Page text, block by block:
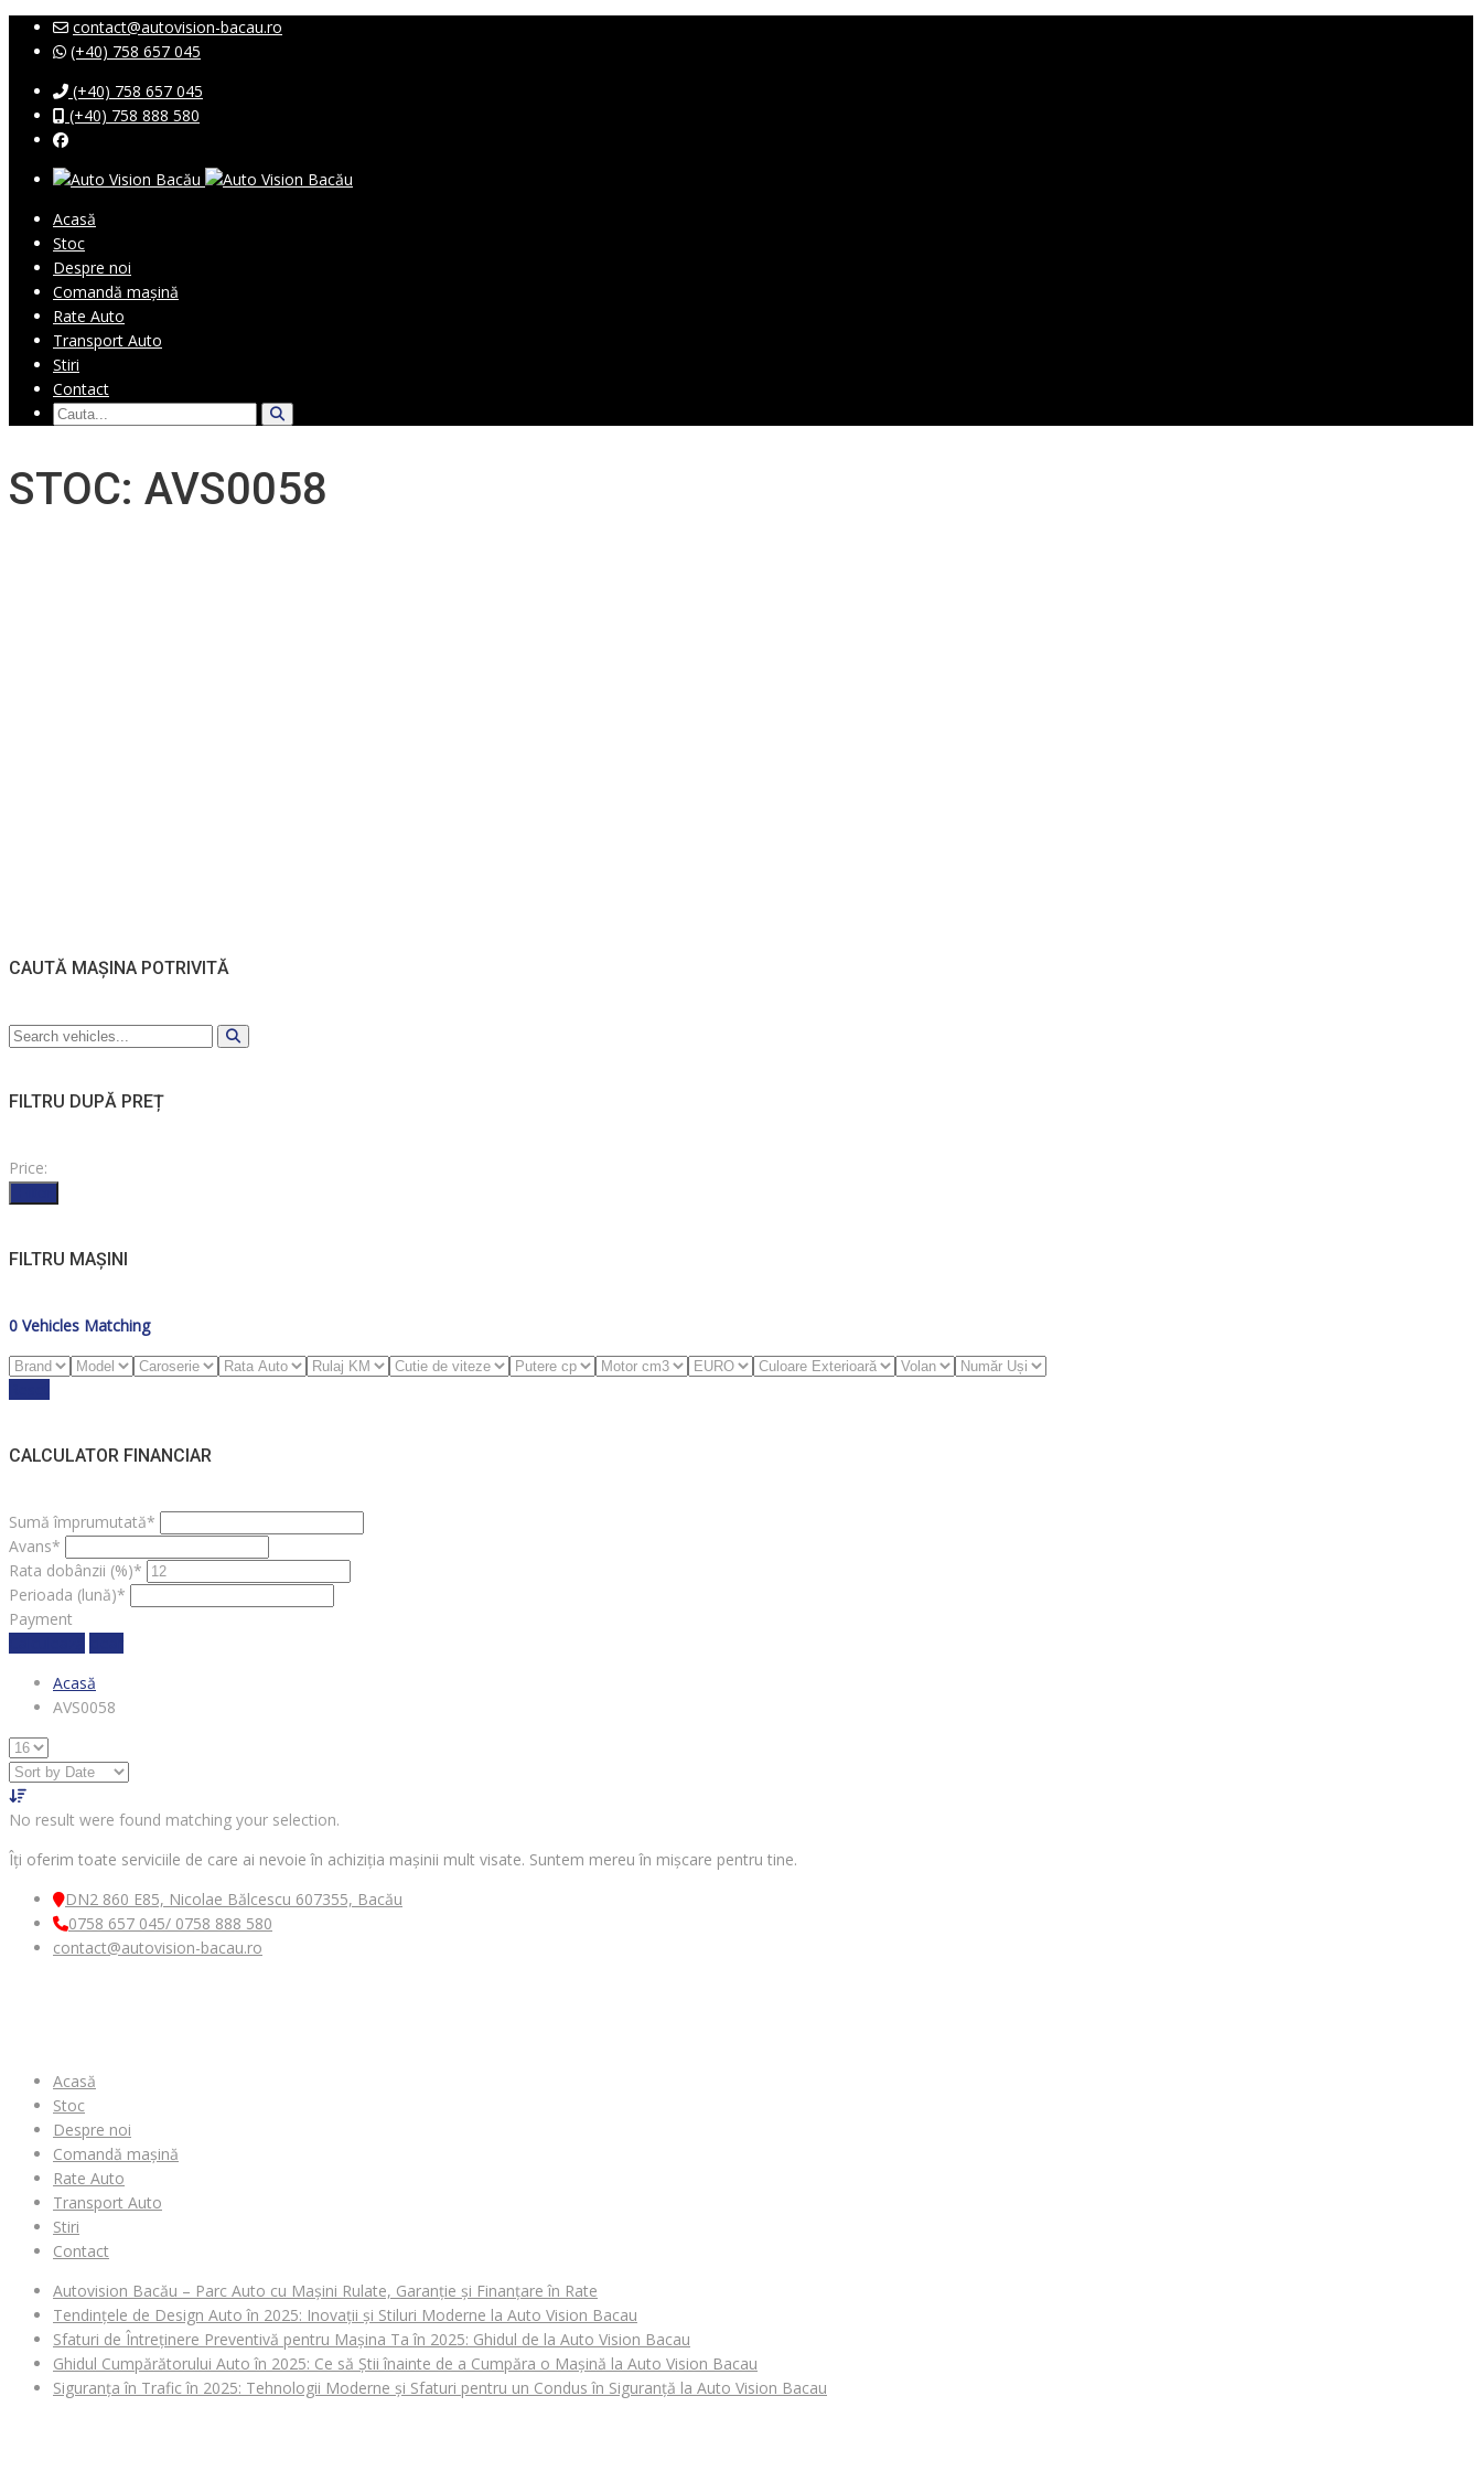
contact@autovision-bacau.ro
(+40) 758 657 045
(+40) 758 657 045
(+40) 758 888 580
Acasă
Stoc
Despre noi
Comandă mașină
Rate Auto
Transport Auto
Stiri
Contact
STOC: AVS0058
CAUTĂ MAȘINA POTRIVITĂ
FILTRU DUPĂ PREȚ
Price:
FILTRU MAȘINI
0 Vehicles Matching
CALCULATOR FINANCIAR
Sumă împrumutată*
Avans*
Rata dobânzii (%)*
Perioada (lună)*
Payment
Acasă
AVS0058
No result were found matching your selection.
Îți oferim toate serviciile de care ai nevoie în achiziția mașinii mult visate. Suntem mereu în mișcare pentru tine.
DN2 860 E85, Nicolae Bălcescu 607355, Bacău
0758 657 045/ 0758 888 580
contact@autovision-bacau.ro
Acasă
Stoc
Despre noi
Comandă mașină
Rate Auto
Transport Auto
Stiri
Contact
Autovision Bacău – Parc Auto cu Mașini Rulate, Garanție și Finanțare în Rate
Tendințele de Design Auto în 2025: Inovații și Stiluri Moderne la Auto Vision Bacau
Sfaturi de Întreținere Preventivă pentru Mașina Ta în 2025: Ghidul de la Auto Vision Bacau
Ghidul Cumpărătorului Auto în 2025: Ce să Știi înainte de a Cumpăra o Mașină la Auto Vision Bacau
Siguranța în Trafic în 2025: Tehnologii Moderne și Sfaturi pentru un Condus în Siguranță la Auto Vision Bacau